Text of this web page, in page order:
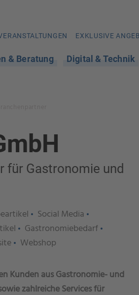
EXKLUSIVE
& Beratung Digital & Technik
für Gastronomie und
Social Media
Gastronomiebedarf
Webshop
Kunden aus Gastronomie- und
zahlreiche Services für